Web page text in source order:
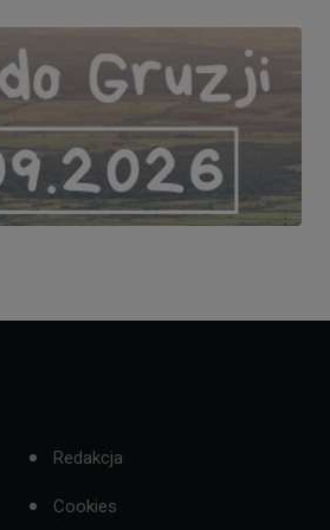
Redakcja
Cookies